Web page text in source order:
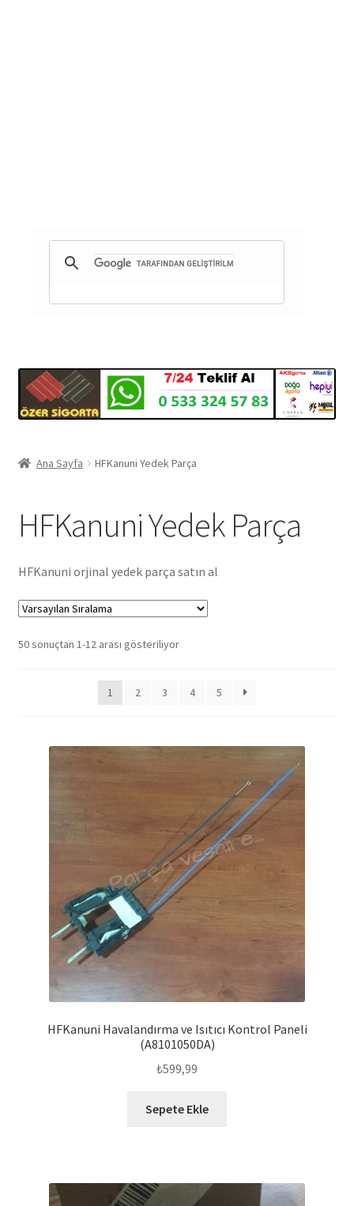
Ana Sayfa HFKanuni Yedek Parça
HFKanuni Yedek Parça
HFKanuni orjinal yedek parça satın al
50 sonuçtan 1-12 arası gösteriliyor
1 2 3 4 5
HFKanuni Havalandırma ve Isıtıcı Kontrol Paneli
(A8101050DA)
₺599,99
Sepete Ekle